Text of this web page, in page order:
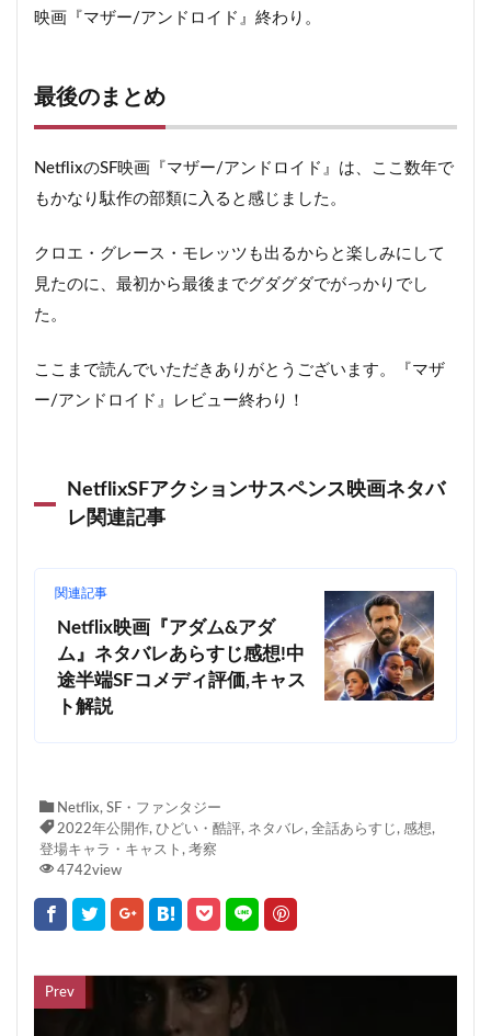
映画『マザー/アンドロイド』終わり。
最後のまとめ
NetflixのSF映画『マザー/アンドロイド』は、ここ数年で
もかなり駄作の部類に入ると感じました。
クロエ・グレース・モレッツも出るからと楽しみにして
見たのに、最初から最後までグダグダでがっかりでし
た。
ここまで読んでいただきありがとうございます。『マザ
ー/アンドロイド』レビュー終わり！
NetflixSFアクションサスペンス映画ネタバ
レ関連記事
関連記事
Netflix映画『アダム&アダ
ム』ネタバレあらすじ感想!中
途半端SFコメディ評価,キャス
ト解説
Netflix, SF・ファンタジー
2022年公開作, ひどい・酷評, ネタバレ, 全話あらすじ, 感想,
登場キャラ・キャスト , 考察
4742view
Prev